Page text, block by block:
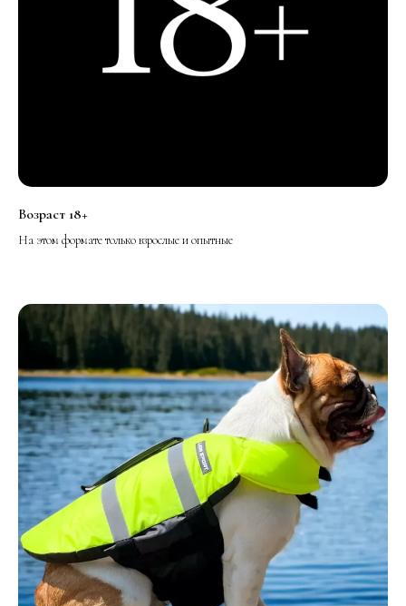
Возраст 18+
На этом формате только взрослые и опытные